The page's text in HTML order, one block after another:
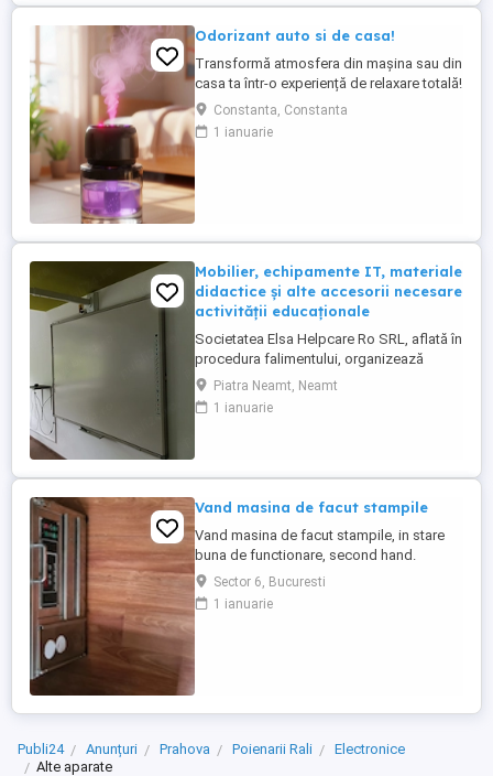
Odorizant auto si de casa!
Transformă atmosfera din mașina sau din
casa ta într-o experiență de relaxare totală!
Acest dispozitiv inovator combină
beneficiile aromaterapiei cu un efect
vizual spectaculos de plafon instelat
Constanta, Constanta
1 ianuarie
Mobilier, echipamente IT, materiale
didactice și alte accesorii necesare
activității educaționale
Societatea Elsa Helpcare Ro SRL, aflată în
procedura falimentului, organizează
licitație publică cu strigare pentru
valorificarea bunurilor mobile specifice
activității de tip after school, la un preț
mobilier (mese, scaune, ...
Piatra Neamt, Neamt
1 ianuarie
Vand masina de facut stampile
Vand masina de facut stampile, in stare
buna de functionare, second hand.
Sector 6, Bucuresti
1 ianuarie
Publi24 Anunțuri Prahova Poienarii Rali
Electronice
Alte aparate